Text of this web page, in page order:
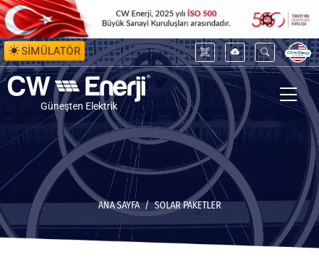
SİMÜLATÖR
Güneşten Elektrik
ANA SAYFA SOLAR PAKETLER